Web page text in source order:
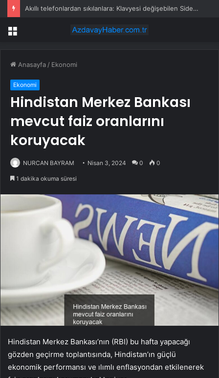
Akıllı telefonlardan sıkılanlara: Klavyesi değişebilen Sidephone
Menü
Anasayfa / Ekonomi
Ekonomi
Hindistan Merkez Bankası
mevcut faiz oranlarını
koruyacak
NURCAN BAYRAM Nisan 3, 2024 0 0
1 dakika okuma süresi
Hindistan Merkez Bankası’nın (RBI) bu hafta yapacağı
gözden geçirme toplantısında, Hindistan’ın güçlü
ekonomik performansı ve ılımlı enflasyondan etkilenerek